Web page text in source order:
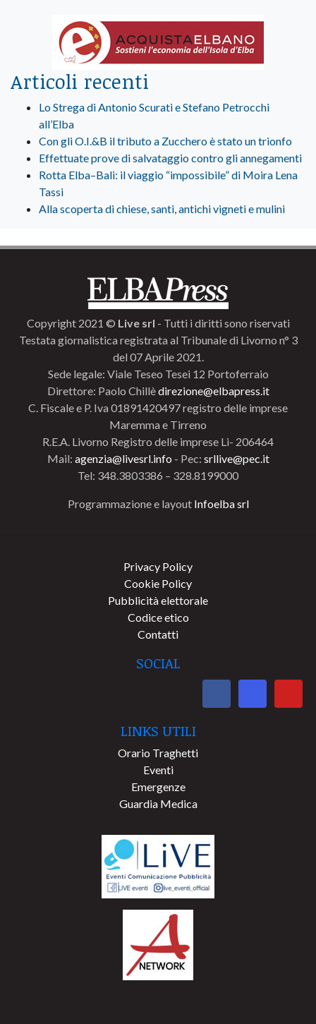
Articoli recenti
Lo Strega di Antonio Scurati e Stefano Petrocchi
all’Elba
Con gli O.I.&B il tributo a Zucchero è stato un trionfo
Effettuate prove di salvataggio contro gli annegamenti
Rotta Elba–Bali: il viaggio “impossibile” di Moira Lena
Tassi
Alla scoperta di chiese, santi, antichi vigneti e mulini
Copyright 2021 © Live srl - Tutti i diritti sono riservati
Testata giornalistica registrata al Tribunale di Livorno n° 3
del 07 Aprile 2021.
Sede legale: Viale Teseo Tesei 12 Portoferraio
Direttore: Paolo Chillèdirezione@elbapress.it
C. Fiscale e P. Iva 01891420497 registro delle imprese
Maremma e Tirreno
R.E.A. Livorno Registro delle imprese Li- 206464
Mail: agenzia@livesrl.info - Pec: srllive@pec.it
Tel: 348.3803386 – 328.8199000
Programmazione e layout Infoelba srl
Privacy Policy
Cookie Policy
Pubblicità elettorale
Codice etico
Contatti
SOCIAL
LINKS UTILI
Orario Traghetti
Eventi
Emergenze
Guardia Medica